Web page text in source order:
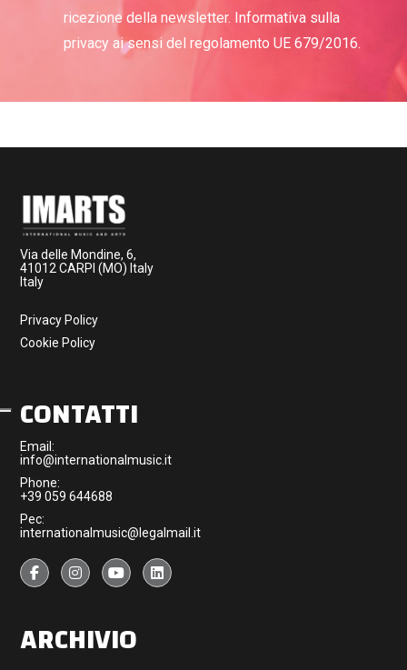
ricezione della newsletter. Informativa sulla
privacy ai sensi del regolamento UE 679/2016.
Via delle Mondine, 6,
41012 CARPI (MO) Italy
Italy
Privacy Policy
Cookie Policy
CONTATTI
Email:
info@internationalmusic.it
Phone:
+39 059 644688
Pec:
internationalmusic@legalmail.it
ARCHIVIO